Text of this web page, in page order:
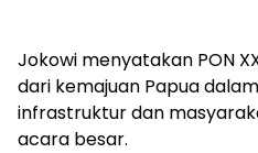
Jokowi menyatakan PON
dari kemajuan Papua
infrastruktur dan
acara besar.